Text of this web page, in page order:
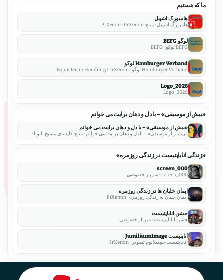
ما که هستیم
هامبورگ اشپیل
هامبورگ اشپیل · منبع: PrXenon · PrXenon
لوگو BEFG
BEFG لوگو · BEFG
Hamburger Verband لوگو
Hamburger Verband لوگو · Baptisten in Hamburg / PrXenon
Logo_2026
Logo_2026
«بیش از موسیقی» – با دل و دهان برایت می خوانم
«بیش از موسیقی» – با دل و دهان برایت می خوانم
«بیشتر از موسیقی» – با دل و دهان برایت می خوانم · منبع: کلیسای مسیح آلتونا · EFG هامبورگ آلتونا (کریستوس کیرشه)
«زندگی آناباپتیست در زندگی روزمره»
000_screen
000_screen · سرباز خصوصی
ایمان خلبان ها در زندگی روزمره
ایمان خلبان به زندگی روزمره · PrXenon
جشن آناباپتیست
جشن آناباپتیست · سرباز خصوصی
آناپتیست JumiläumImage
آناباپتیست جومیلائوم تصویر · PrXenon